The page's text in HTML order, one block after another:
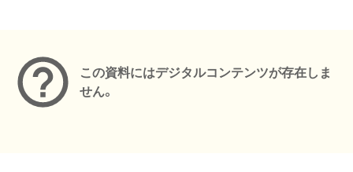
この資料にはデジタルコンテンツが存在しま
せん。